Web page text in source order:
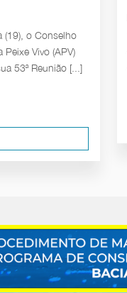
(19), o Conselho
Vivo (APV)
53ª Reunião [...]